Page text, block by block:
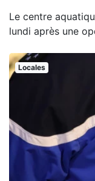
Le centre
lundi après une
Locales